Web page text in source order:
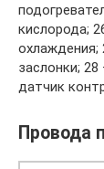
кислорода;
охлаждения;
заслонки;
датчик
Провода